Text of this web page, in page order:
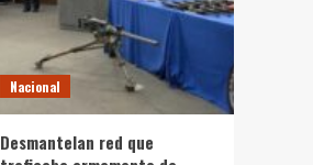
Nacional
Desmantelan red que